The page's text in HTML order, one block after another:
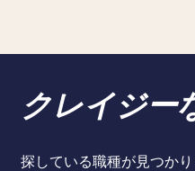
クレイジー
探している職種が見つか